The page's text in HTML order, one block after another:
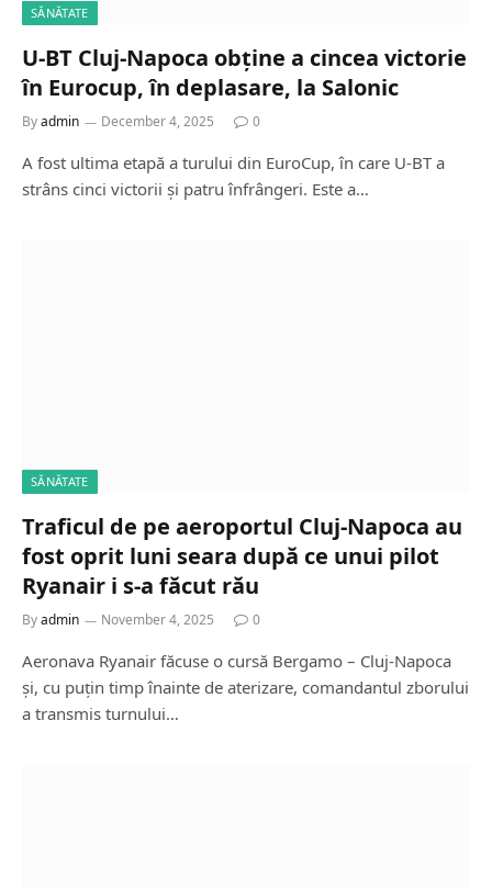
SĂNĂTATE
U-BT Cluj-Napoca obține a cincea victorie
în Eurocup, în deplasare, la Salonic
Byadmin December 4, 2025 0
A fost ultima etapă a turului din EuroCup, în care U-BT a
strâns cinci victorii și patru înfrângeri. Este a…
SĂNĂTATE
Traficul de pe aeroportul Cluj-Napoca au
fost oprit luni seara după ce unui pilot
Ryanair i s-a făcut rău
Byadmin November 4, 2025 0
Aeronava Ryanair făcuse o cursă Bergamo – Cluj-Napoca
și, cu puțin timp înainte de aterizare, comandantul zborului
a transmis turnului…